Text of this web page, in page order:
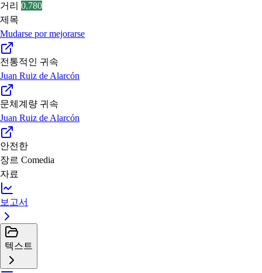
거리 0.780
제목
Mudarse por mejorarse
전통적인 귀속
Juan Ruiz de Alarcón
문체계량 귀속
Juan Ruiz de Alarcón
안전한
장르 Comedia
자료
보고서
텍스트